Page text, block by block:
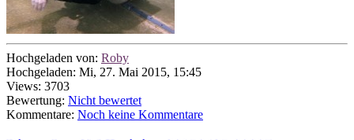
Hochgeladen von: Roby
Hochgeladen: Mi, 27. Mai 2015, 15:45
Views: 3703
Bewertung: Nicht bewertet
Kommentare: Noch keine Kommentare